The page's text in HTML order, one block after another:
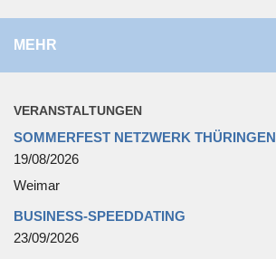
MEHR
VER­AN­STAL­TUN­GEN
SOMMERFEST NETZWERK THÜRINGEN
19/08/2026
Weimar
BUSINESS-SPEEDDATING
23/09/2026